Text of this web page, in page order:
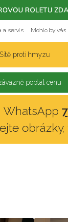
a servis Mohlo by
proti hmyzu
poptat cenu
WhatsApp
obrázky,
ROLETU